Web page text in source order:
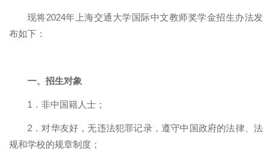
现将2024年上海交通大学国际中文教师奖学金招生办法发
布如下：
一、招生对象
1 ．非中国籍人士；
2 ．对华友好，无违法犯罪记录，遵守中国政府的法律、法
规和学校的规章制度；